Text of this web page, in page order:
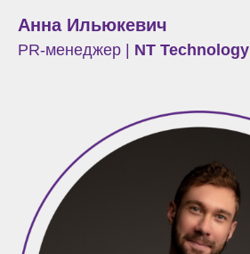
Анна Ильюкевич
PR-менеджер | NT Technology